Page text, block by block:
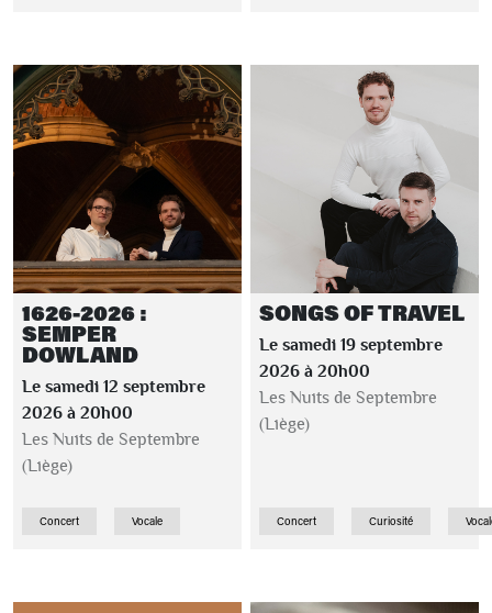
1626-2026 :
SEMPER
DOWLAND
Le samedi 12 septembre
2026 à 20h00
Les Nuits de Septembre
(Liège)
Concert Vocale
SONGS OF TRAVEL
Le samedi 19 septembre
2026 à 20h00
Les Nuits de Septembre
(Liège)
Concert Curiosité